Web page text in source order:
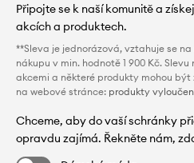
Připojte se k naší komunitě a
akcích a produktech.
**Sleva je jednorázová, vztahuje se
nákupu v min. hodnotě 1 900 Kč.
akcemi a některé produkty mohou být
na webové stránce: produkty
Chceme, aby do vaší schránky
opravdu zajímá. Řekněte nám,